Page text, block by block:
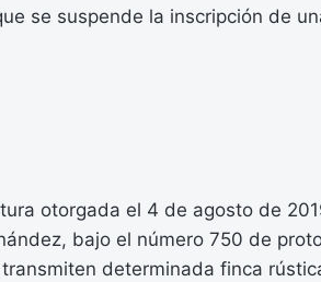
se suspende la inscripción de
otorgada el 4 de agosto de
bajo el número 750 de
determinada finca